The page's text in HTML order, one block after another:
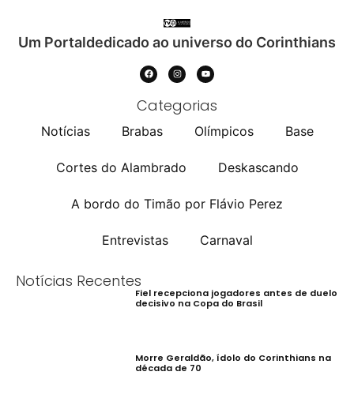
Um Portaldedicado ao universo do Corinthians
Categorias
Notícias Brabas Olímpicos Base
Cortes do Alambrado Deskascando
A bordo do Timão por Flávio Perez
Entrevistas Carnaval
Notícias Recentes
Fiel recepciona jogadores antes de duelo
decisivo na Copa do Brasil
Morre Geraldão, ídolo do Corinthians na
década de 70